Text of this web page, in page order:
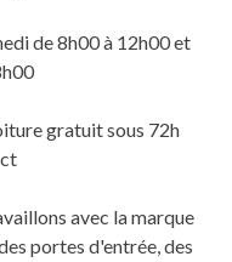
de 8h00 à 12h00 et
gratuit sous 72h
avec la marque
portes d'entrée, des